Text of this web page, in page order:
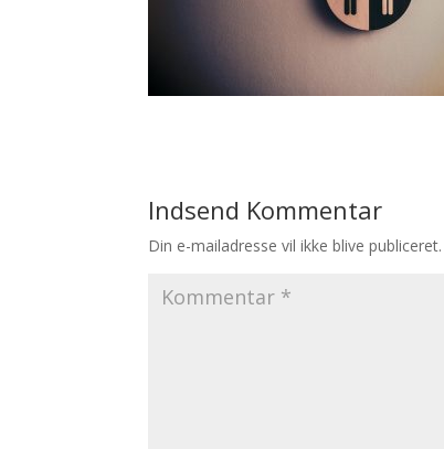
Indsend Kommentar
Din e-mailadresse vil ikke blive publiceret.